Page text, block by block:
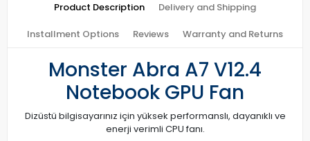
Product Description Delivery and Shipping
Installment Options Reviews Warranty and Returns
Monster Abra A7 V12.4
Notebook GPU Fan
Dizüstü bilgisayarınız için yüksek performanslı, dayanıklı ve
enerji verimli CPU fanı.